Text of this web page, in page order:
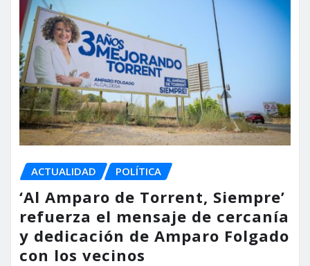
ACTUALIDAD POLÍTICA
‘Al Amparo de Torrent, Siempre’
refuerza el mensaje de cercanía
y dedicación de Amparo Folgado
con los vecinos